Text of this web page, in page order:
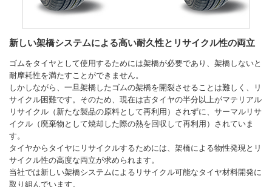
新しい架橋システムによる高い耐久性とリサイクル性の両立
ゴムをタイヤとして使用するためには架橋が必要であり、架橋しないと
耐摩耗性を満たすことができません。
しかしながら、一旦架橋したゴムの架橋を開裂させることは難しく、リ
サイクル困難です。そのため、現在は古タイヤの半分以上がマテリアル
リサイクル（新たな製品の原料として再利用）されずに、サーマルリサ
イクル（廃棄物として焼却した際の熱を回収して再利用）されていま
す。
タイヤからタイヤにリサイクルするためには、架橋による物性発現とリ
サイクル性の高度な両立が求められます。
当社では新しい架橋システムによるリサイクル可能なタイヤ材料開発に
取り組んでいます。